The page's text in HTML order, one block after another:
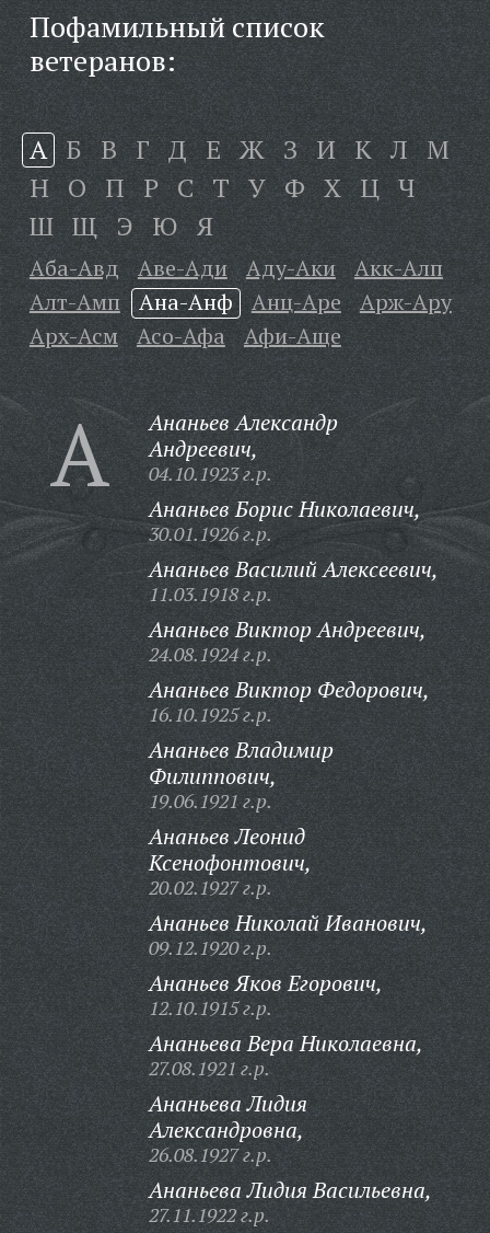
Пофамильный список
ветеранов:
А Б В Г Д Е Ж З И К Л М
Н О П Р С Т У Ф Х Ц Ч
Ш Щ Э Ю Я
Аба-Авд Аве-Ади Аду-Аки
Акк-Алп
Алт-Амп
Ана-Анф Анц-Аре
Арж-Ару
Арх-Асм
Асо-Афа Афи-Аще
А
Ананьев Александр
Андреевич,
04.10.1923 г.р.
Ананьев Борис Николаевич,
30.01.1926 г.р.
Ананьев Василий Алексеевич,
11.03.1918 г.р.
Ананьев Виктор Андреевич,
24.08.1924 г.р.
Ананьев Виктор Федорович,
16.10.1925 г.р.
Ананьев Владимир
Филиппович,
19.06.1921 г.р.
Ананьев Леонид
Ксенофонтович,
20.02.1927 г.р.
Ананьев Николай Иванович,
09.12.1920 г.р.
Ананьев Яков Егорович,
12.10.1915 г.р.
Ананьева Вера Николаевна,
27.08.1921 г.р.
Ананьева Лидия
Александровна,
26.08.1927 г.р.
Ананьева Лидия Васильевна,
27.11.1922 г.р.